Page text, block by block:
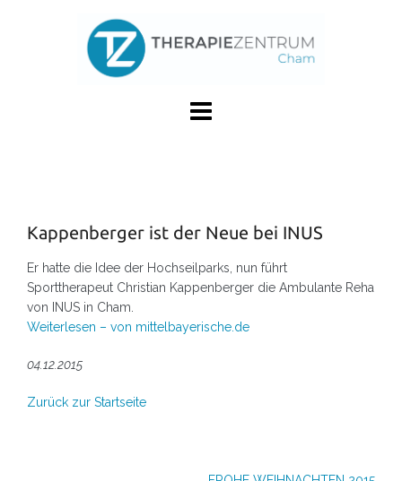
Kappenberger ist der Neue bei INUS
Er hatte die Idee der Hochseilparks, nun führt
Sporttherapeut Christian Kappenberger die Ambulante Reha
von INUS in Cham.
Weiterlesen – von mittelbayerische.de
04.12.2015
Zurück zur Startseite